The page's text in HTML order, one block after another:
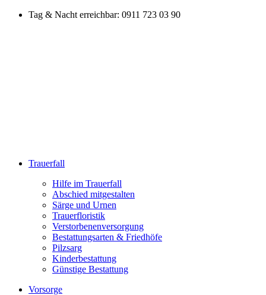
Zum
Tag & Nacht erreichbar: 0911 723 03 90
Trauerfall
Hilfe im Trauerfall
Abschied mitgestalten
Särge und Urnen
Trauerfloristik
Verstorbenenversorgung
Bestattungsarten & Friedhöfe
Pilzsarg
Kinderbestattung
Günstige Bestattung
Vorsorge